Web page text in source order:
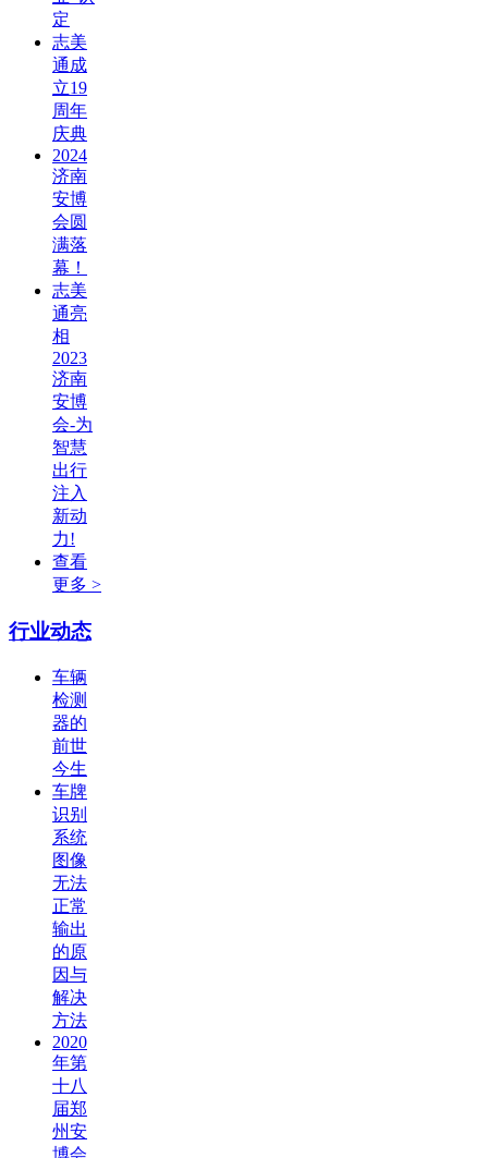
定
志美
通成
立19
周年
庆典
2024
济南
安博
会圆
满落
幕！
志美
通亮
相
2023
济南
安博
会-为
智慧
出行
注入
新动
力!
查看
更多 >
行业动态
车辆
检测
器的
前世
今生
车牌
识别
系统
图像
无法
正常
输出
的原
因与
解决
方法
2020
年第
十八
届郑
州安
博会